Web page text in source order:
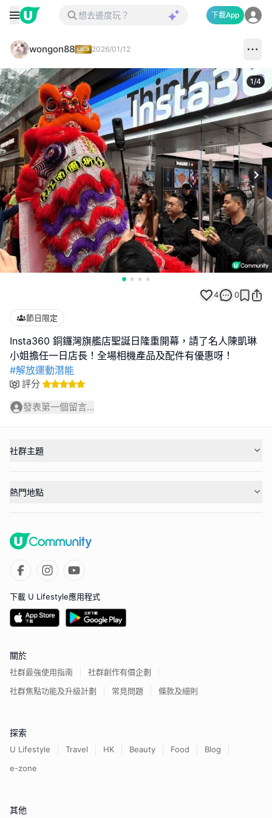
下載App
wongon88 2026/01/12
1/4
4 0
節日限定
Insta360 銅鑼灣旗艦店聖誕日隆重開幕，請了名人陳凱琳
#解放運動潛能
評分
發表第一個留言...
社群主題
熱門地點
下載 U Lifestyle應用程式
關於
社群最強使用指南
社群創作有價企劃
社群焦點功能及升級計劃
常見問題 條款及細則
探索
U Lifestyle Travel HK Beauty Food
Blog
e-zone
其他